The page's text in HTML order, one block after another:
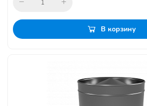
В корзину